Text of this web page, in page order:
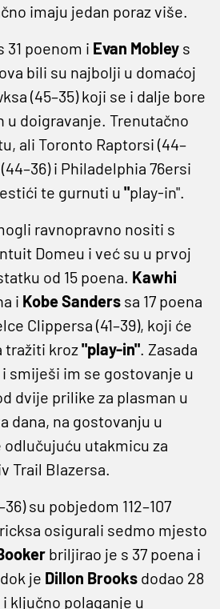
imaju jedan poraz više.
31 poenom i Evan Mobley s
bili su najbolji u domaćoj
(45–35) koji se i dalje bore
u doigravanje. Trenutačno
ali Toronto Raptorsi (44–
i Philadelphia 76ersi
te gurnuti u "play-in".
ravnopravno nositi s
Domeu i već su u prvoj
od 15 poena. Kawhi
i Kobe Sanders sa 17 poena
Clippersa (41–39), koji će
tražiti kroz"play-in". Zasada
smiješi im se gostovanje u
dvije prilike za plasman u
dana, na gostovanju u
utakmicu za
Trail Blazersa.
su pobjedom 112–107
osigurali sedmo mjesto
briljirao je s 37 poena i
je Dillon Brooks dodao 28
ključno polaganje u